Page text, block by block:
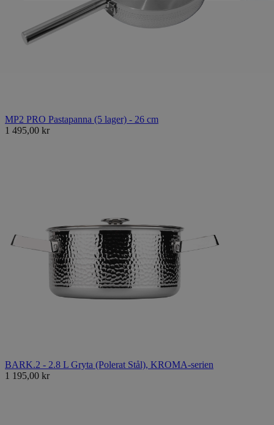
MP2 PRO Pastapanna (5 lager) - 26 cm
1 495,00 kr
BARK.2 - 2.8 L Gryta (Polerat Stål), KROMA-serien
1 195,00 kr